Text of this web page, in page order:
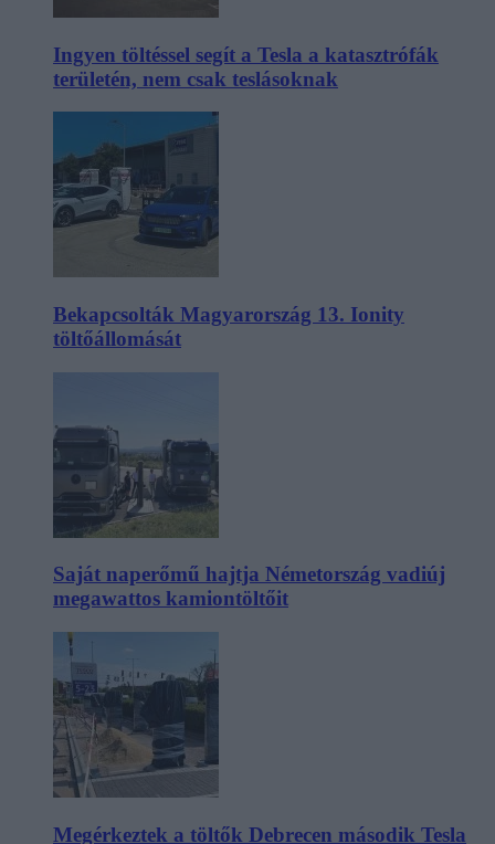
Ingyen töltéssel segít a Tesla a katasztrófák
területén, nem csak teslásoknak
Bekapcsolták Magyarország 13. Ionity
töltőállomását
Saját naperőmű hajtja Németország vadiúj
megawattos kamiontöltőit
Megérkeztek a töltők Debrecen második Tesla